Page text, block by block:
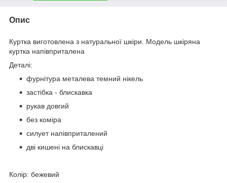
Опис
Куртка виготовлена з натуральної шкіри. Модель шкіряна
куртка напівприталена
Деталі:
фурнітура металева темний нікель
застібка - блискавка
рукав довгий
без коміра
силует напівприталений
дві кишені на блискавці
Колір: бежевий